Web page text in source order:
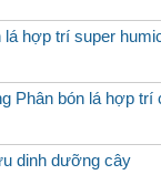
lá hợp trí super
Phân bón lá hợp trí
dinh dưỡng cây